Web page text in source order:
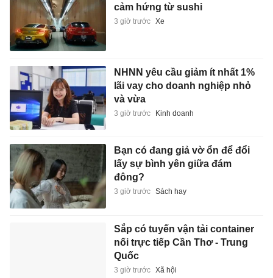
cảm hứng từ sushi
3 giờ trước Xe
NHNN yêu cầu giảm ít nhất 1%
lãi vay cho doanh nghiệp nhỏ
và vừa
3 giờ trước Kinh doanh
Bạn có đang giả vờ ổn để đổi
lấy sự bình yên giữa đám
đông?
3 giờ trước Sách hay
Sắp có tuyến vận tải container
nối trực tiếp Cần Thơ - Trung
Quốc
3 giờ trước Xã hội